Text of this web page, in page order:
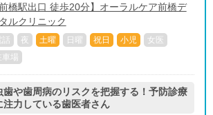
前橋駅出口 徒歩20分】オーラルケア前橋デ
ルクリニック
話 夜 土曜 日曜 祝日 小児
女医
車場
歯や歯周病のリスクを把握する！予防診療
注力している歯医者さん